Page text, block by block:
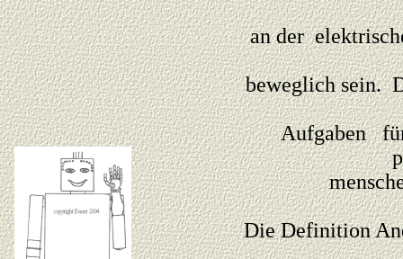
an der
beweglich sein.
Aufgaben
Die Definition